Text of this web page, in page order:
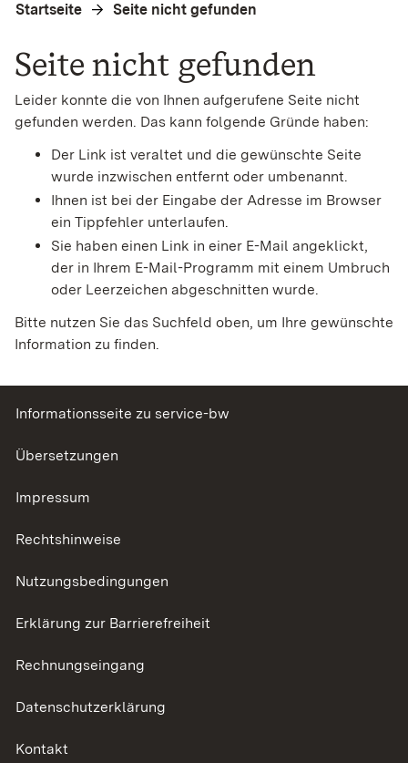
Startseite Seite nicht gefunden
Seite nicht gefunden
Leider konnte die von Ihnen aufgerufene Seite nicht
gefunden werden. Das kann folgende Gründe haben:
Der Link ist veraltet und die gewünschte Seite
wurde inzwischen entfernt oder umbenannt.
Ihnen ist bei der Eingabe der Adresse im Browser
ein Tippfehler unterlaufen.
Sie haben einen Link in einer E-Mail angeklickt,
der in Ihrem E-Mail-Programm mit einem Umbruch
oder Leerzeichen abgeschnitten wurde.
Bitte nutzen Sie das Suchfeld oben, um Ihre gewünschte
Information zu finden.
Informationsseite zu service-bw
Übersetzungen
Impressum
Rechtshinweise
Nutzungsbedingungen
Erklärung zur Barrierefreiheit
Rechnungseingang
Datenschutzerklärung
Kontakt